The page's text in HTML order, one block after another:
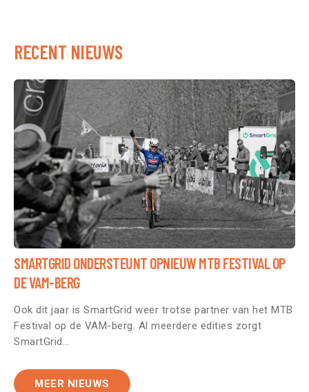
RECENT NIEUWS
SMARTGRID ONDERSTEUNT OPNIEUW MTB FESTIVAL OP
DE VAM-BERG
Ook dit jaar is SmartGrid weer trotse partner van het MTB
Festival op de VAM-berg. Al meerdere edities zorgt
SmartGrid…
MEER NIEUWS